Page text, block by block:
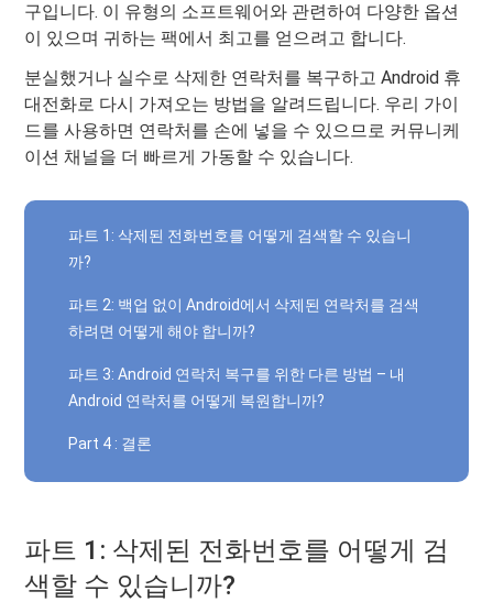
구입니다. 이 유형의 소프트웨어와 관련하여 다양한 옵션
이 있으며 귀하는 팩에서 최고를 얻으려고 합니다.
분실했거나 실수로 삭제한 연락처를 복구하고 Android 휴
대전화로 다시 가져오는 방법을 알려드립니다. 우리 가이
드를 사용하면 연락처를 손에 넣을 수 있으므로 커뮤니케
이션 채널을 더 빠르게 가동할 수 있습니다.
파트 1: 삭제된 전화번호를 어떻게 검색할 수 있습니
까?
파트 2: 백업 없이 Android에서 삭제된 연락처를 검색
하려면 어떻게 해야 합니까?
파트 3: Android 연락처 복구를 위한 다른 방법 – 내
Android 연락처를 어떻게 복원합니까?
Part 4 : 결론
파트 1: 삭제된 전화번호를 어떻게 검
색할 수 있습니까?